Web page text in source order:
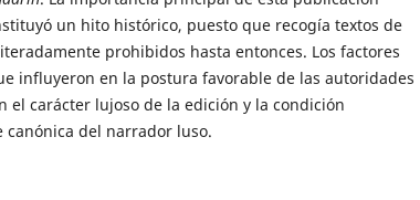
un hito histórico, puesto que recogía textos de
prohibidos hasta entonces. Los factores
influyeron en la postura favorable de las autoridades
el carácter lujoso de la edición y la condición
del narrador luso.